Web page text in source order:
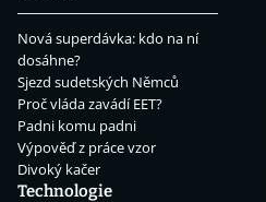
Nová superdávka: kdo na ní
dosáhne?
Sjezd sudetských Němců
Proč vláda zavádí EET?
Padni komu padni
Výpověď z práce vzor
Divoký kačer
Technologie